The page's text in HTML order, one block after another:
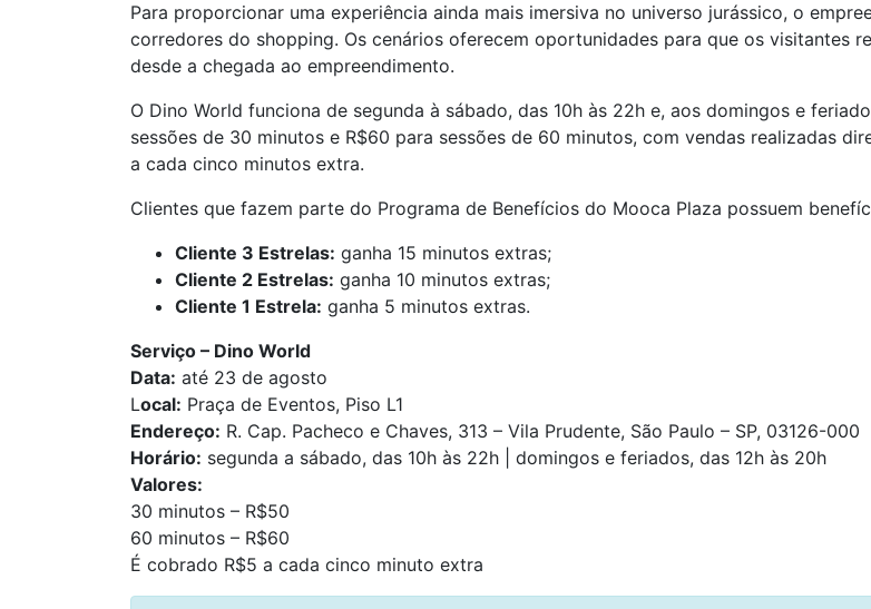
Para proporcionar uma experiência ainda mais imersiva no universo jurássico, o
corredores do shopping. Os cenários oferecem oportunidades para que os visitantes
desde a chegada ao empreendimento.
O Dino World funciona de segunda à sábado, das 10h às 22h e, aos domingos e
sessões de 30 minutos e R$60 para sessões de 60 minutos, com vendas realizadas
a cada cinco minutos extra.
Clientes que fazem parte do Programa de Benefícios do Mooca Plaza possuem
Cliente 3 Estrelas: ganha 15 minutos extras;
Cliente 2 Estrelas: ganha 10 minutos extras;
Cliente 1 Estrela: ganha 5 minutos extras.
Serviço – Dino World
Data: até 23 de agosto
Local: Praça de Eventos, Piso L1
Endereço: R. Cap. Pacheco e Chaves, 313 – Vila Prudente, São Paulo – SP, 03126-000
Horário: segunda a sábado, das 10h às 22h | domingos e feriados, das 12h às 20h
Valores:
30 minutos – R$50
60 minutos – R$60
É cobrado R$5 a cada cinco minuto extra